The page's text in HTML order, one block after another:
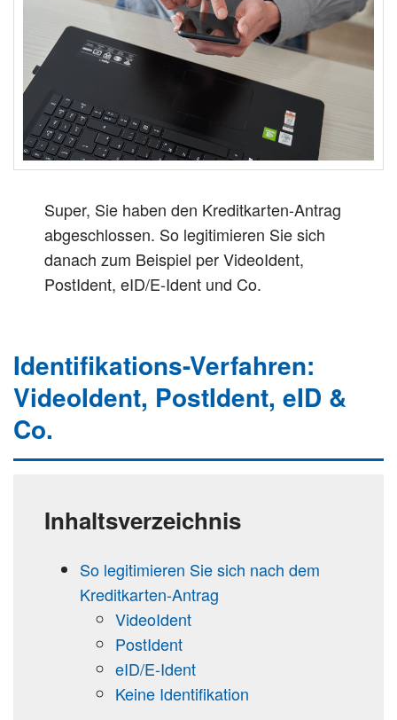
n
Super, Sie haben den Kreditkarten-Antrag
abgeschlossen. So legitimieren Sie sich
danach zum Beispiel per VideoIdent,
PostIdent, eID/E-Ident und Co.
Identifikations-Verfahren:
VideoIdent, PostIdent, eID &
Co.
Inhaltsverzeichnis
So legitimieren Sie sich nach dem
Kreditkarten-Antrag
VideoIdent
PostIdent
eID/E-Ident
Keine Identifikation